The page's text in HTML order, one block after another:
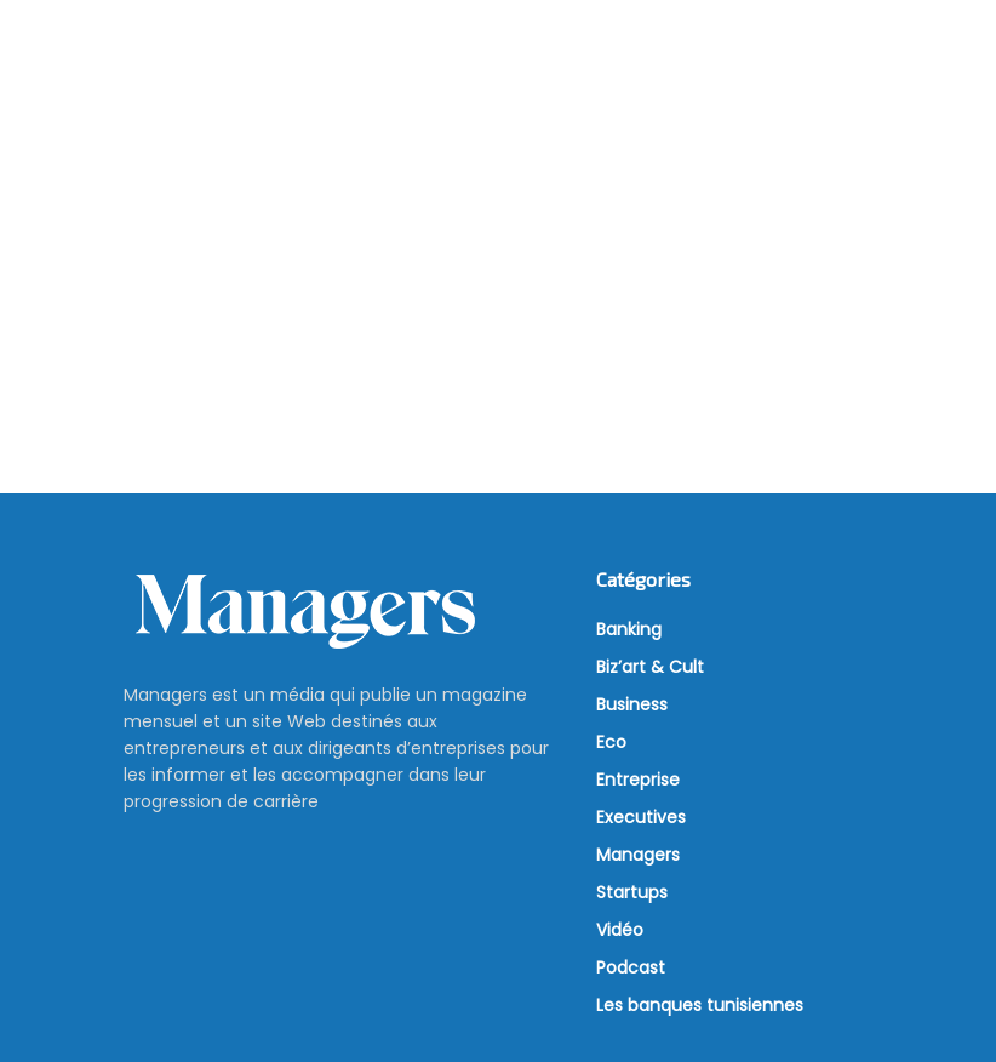
Managers est un média qui publie un magazine
mensuel et un site Web destinés aux
entrepreneurs et aux dirigeants d’entreprises pour
les informer et les accompagner dans leur
progression de carrière
Catégories
Banking
Biz’art & Cult
Business
Eco
Entreprise
Executives
Managers
Startups
Vidéo
Podcast
Les banques tunisiennes